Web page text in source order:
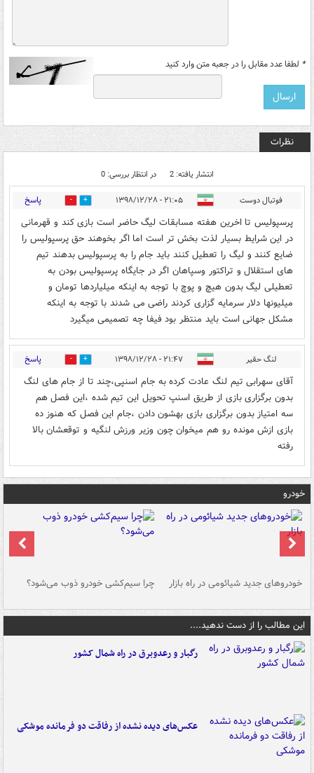
* لطفا عدد مقابل را در جعبه متن وارد کنید
نظرات
انتشار یافته: 2 در انتظار بررسی: 0
فوتبال دوست ۲۱:۰۵ - ۱۳۹۸/۱۲/۲۸ 0 پاسخ
پرسپولیس تا اخرین هفته مسابقات لیگ حاضر است بازی کند و قهرمانی
در این شرایط بسیار لذت بخش تر است اما اگر بخوهند حق پرسپولیس را
ضایع کنند و لیگ را تعطیل کنند باید جام را به پرسپولیس بدهند تیم
های استقلال و تراکتور وسپاهان اگر در جایگاه پرسپولیس بودن به
تعطیلی لیگ بدون هیچ و پوچ با توجه به اینکه میلیاردها تومان و
میلیونها دلار سرمایه گزاری کردند راضی می شدند با توجه به اینکه
مشکل جهانی است باید منتظر بود فیفا چه تصمیمی میگیرد
لنگ حقیر ۲۱:۴۷ - ۱۳۹۸/۱۲/۲۸ 1 پاسخ
آقای سهرابی تیم لنگ عادت کرده به جام اسنپی،چند تا از جام های لنگ
بدون برگزاری بازی از طریق اسنپ تحویل این تیم شده ،این فصل هم
سه امتیاز بدون برگزاری بازی بهشون دادن ،جام این فصل که هنوز ده
بازی ازش مونده رو هم میخوان چون وزیر ورزش لنگیه و توقعشان بالا
رفته
خودرو
خودروهای جدید شیائومی در راه بازار چرا سیم‌کشی خودرو ذوب می‌شود؟
این مطالب را از دست ندهید....
رگبار و رعدوبرق در راه شمال کشور
عکس‌های دیده نشده از رفاقت دو فرمانده‌ موشکی